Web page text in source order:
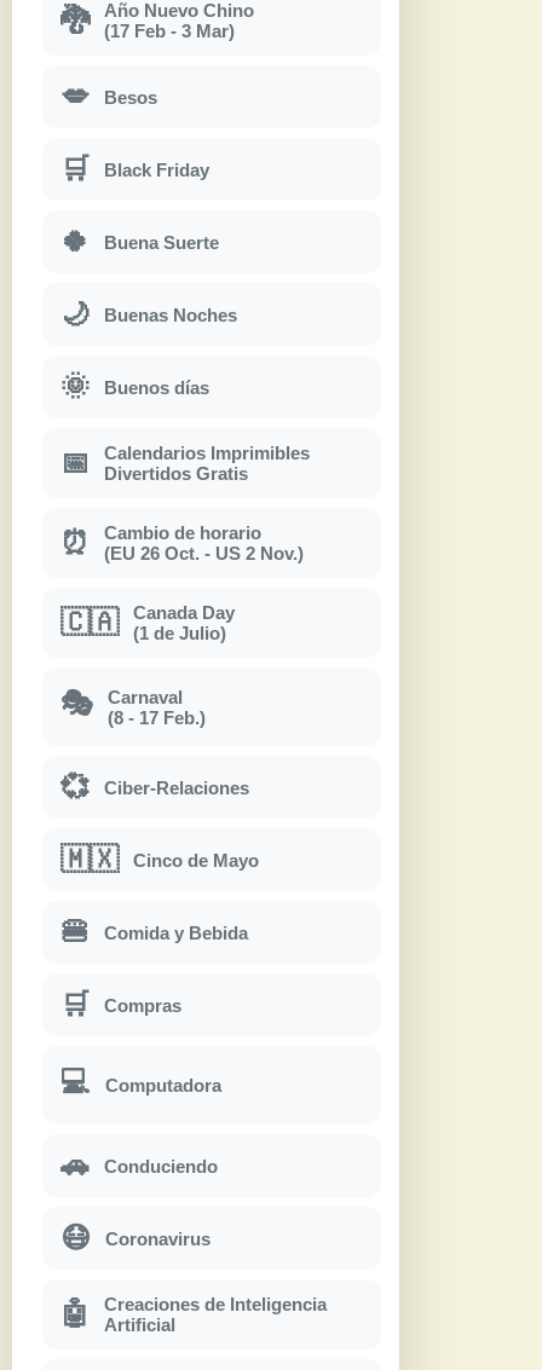
🐉
Año Nuevo Chino
(17 Feb - 3 Mar)
💋 Besos
🛒 Black Friday
🍀 Buena Suerte
🌙 Buenas Noches
🌞 Buenos días
📅
Calendarios Imprimibles
Divertidos Gratis
⏰
Cambio de horario
(EU 26 Oct. - US 2 Nov.)
🇨🇦
Canada Day
(1 de Julio)
🎭
Carnaval
(8 - 17 Feb.)
💞 Ciber-Relaciones
🇲🇽 Cinco de Mayo
🍔 Comida y Bebida
🛒 Compras
💻 Computadora
🚗 Conduciendo
😷 Coronavirus
🤖
Creaciones de Inteligencia
Artificial